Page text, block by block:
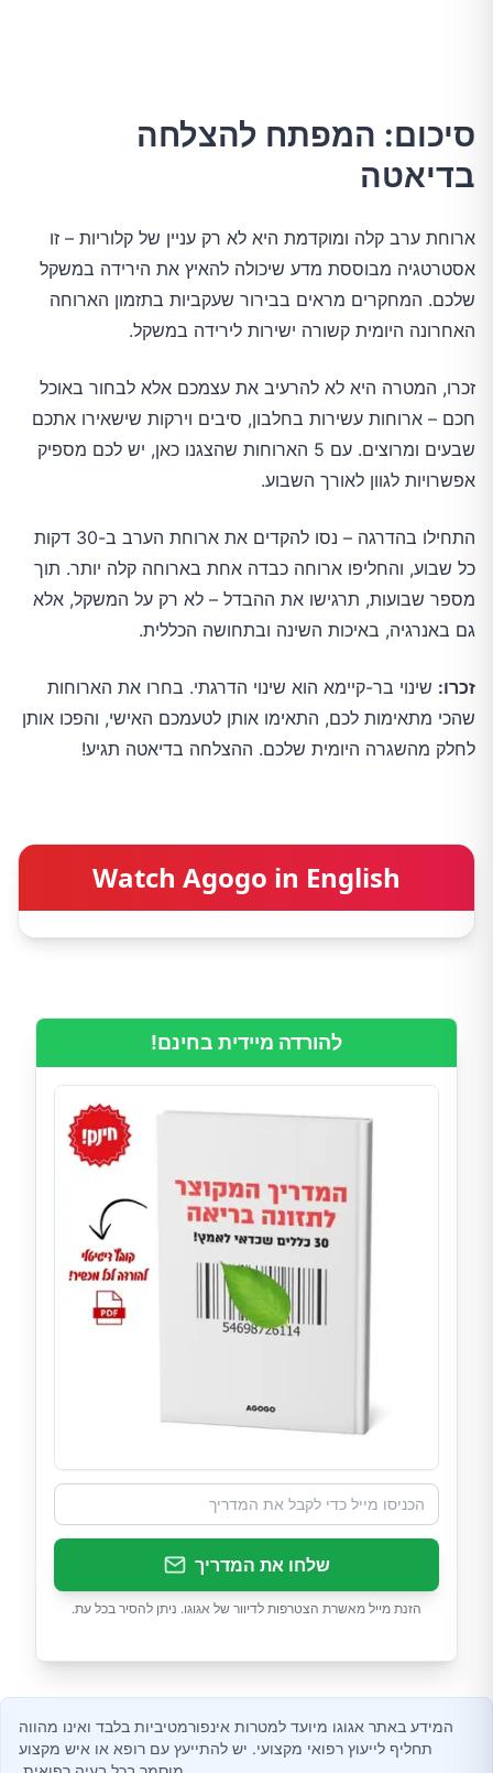
סיכום: המפתח להצלחה
בדיאטה
ארוחת ערב קלה ומוקדמת היא לא רק עניין של קלוריות – זו
אסטרטגיה מבוססת מדע שיכולה להאיץ את הירידה במשקל
שלכם. המחקרים מראים בבירור שעקביות בתזמון הארוחה
האחרונה היומית קשורה ישירות לירידה במשקל.
זכרו, המטרה היא לא להרעיב את עצמכם אלא לבחור באוכל
חכם – ארוחות עשירות בחלבון, סיבים וירקות שישאירו אתכם
שבעים ומרוצים. עם 5 הארוחות שהצגנו כאן, יש לכם מספיק
אפשרויות לגוון לאורך השבוע.
התחילו בהדרגה – נסו להקדים את ארוחת הערב ב-30 דקות
כל שבוע, והחליפו ארוחה כבדה אחת בארוחה קלה יותר. תוך
מספר שבועות, תרגישו את ההבדל – לא רק על המשקל, אלא
גם באנרגיה, באיכות השינה ובתחושה הכללית.
זכרו: שינוי בר-קיימא הוא שינוי הדרגתי. בחרו את הארוחות
שהכי מתאימות לכם, התאימו אותן לטעמכם האישי, והפכו אותן
לחלק מהשגרה היומית שלכם. ההצלחה בדיאטה תגיע!
Watch Agogo in English
להורדה מיידית בחינם!
שלחו את המדריך
הזנת מייל מאשרת הצטרפות לדיוור של אגוגו. ניתן להסיר בכל עת.
המידע באתר אגוגו מיועד למטרות אינפורמטיביות בלבד ואינו מהווה
תחליף לייעוץ רפואי מקצועי. יש להתייעץ עם רופא או איש מקצוע